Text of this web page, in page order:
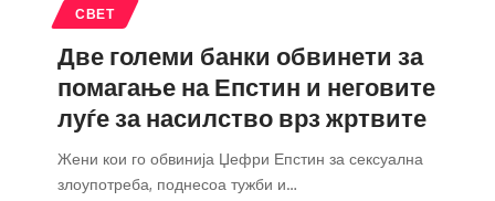
СВЕТ
Две големи банки обвинети за
помагање на Епстин и неговите
луѓе за насилство врз жртвите
Жени кои го обвинија Џефри Епстин за сексуална
злоупотреба, поднесоа тужби и…